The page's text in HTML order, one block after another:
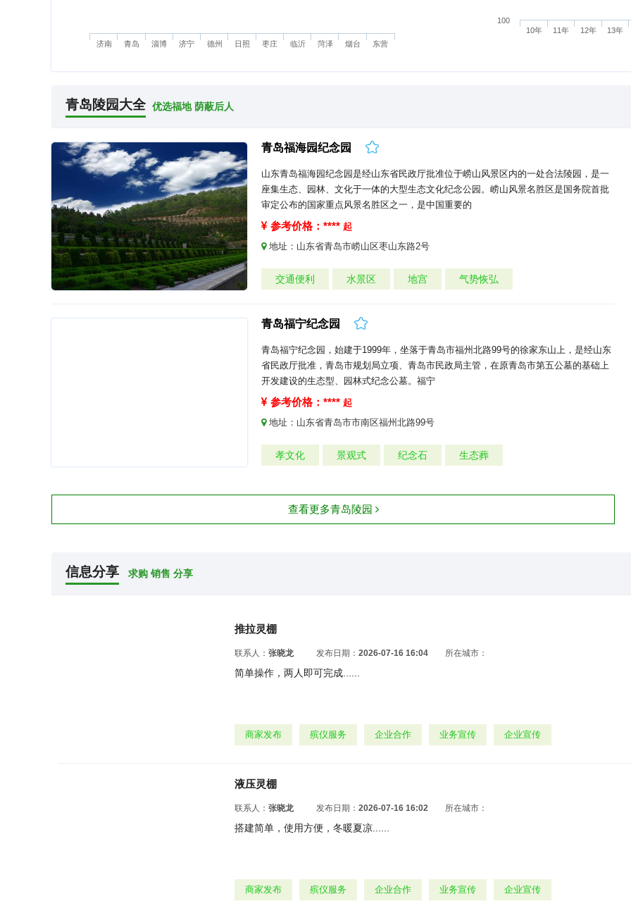
济南 青岛 淄博 济宁 德州 日照 枣庄 临沂 菏泽 烟台 东营
10年 11年 12年 13年
100
青岛陵园大全 优选福地 荫蔽后人
青岛福海园纪念园
山东青岛福海园纪念园是经山东省民政厅批准位于崂山风景区内的一处合法陵园，是一
座集生态、园林、文化于一体的大型生态文化纪念公园。崂山风景名胜区是国务院首批
审定公布的国家重点风景名胜区之一，是中国重要的
参考价格：**** 起
地址： 山东省青岛市崂山区枣山东路2号
交通便利 水景区 地宫 气势恢弘
青岛福宁纪念园
青岛福宁纪念园，始建于1999年，坐落于青岛市福州北路99号的徐家东山上，是经山东
省民政厅批准，青岛市规划局立项、青岛市民政局主管，在原青岛市第五公墓的基础上
开发建设的生态型、园林式纪念公墓。福宁
参考价格：**** 起
地址： 山东省青岛市市南区福州北路99号
孝文化 景观式 纪念石 生态葬
查看更多青岛陵园
信息分享 求购 销售 分享
推拉灵棚
联系人： 张晓龙 发布日期： 2026-07-16 16:04 所在城市：
简单操作，两人即可完成......
商家发布 殡仪服务 企业合作 业务宣传 企业宣传
液压灵棚
联系人： 张晓龙 发布日期： 2026-07-16 16:02 所在城市：
搭建简单，使用方便，冬暖夏凉......
商家发布 殡仪服务 企业合作 业务宣传 企业宣传